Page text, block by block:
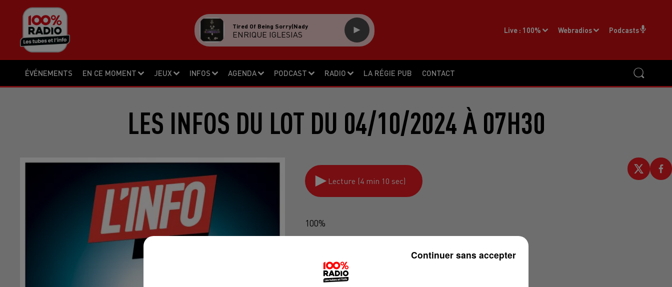
ÉVÉNEMENTS EN CE MOMENT JEUX INFOS AGENDA PODCAST RADIO LA RÉGIE PUB CONTACT
Live : 100% Webradios Podcasts
Tired Of Being Sorry(nady
ENRIQUE IGLESIAS
LES INFOS DU LOT DU 04/10/2024 À 07H30
Lecture (4 min 10 sec)
100%
Continuer sans accepter